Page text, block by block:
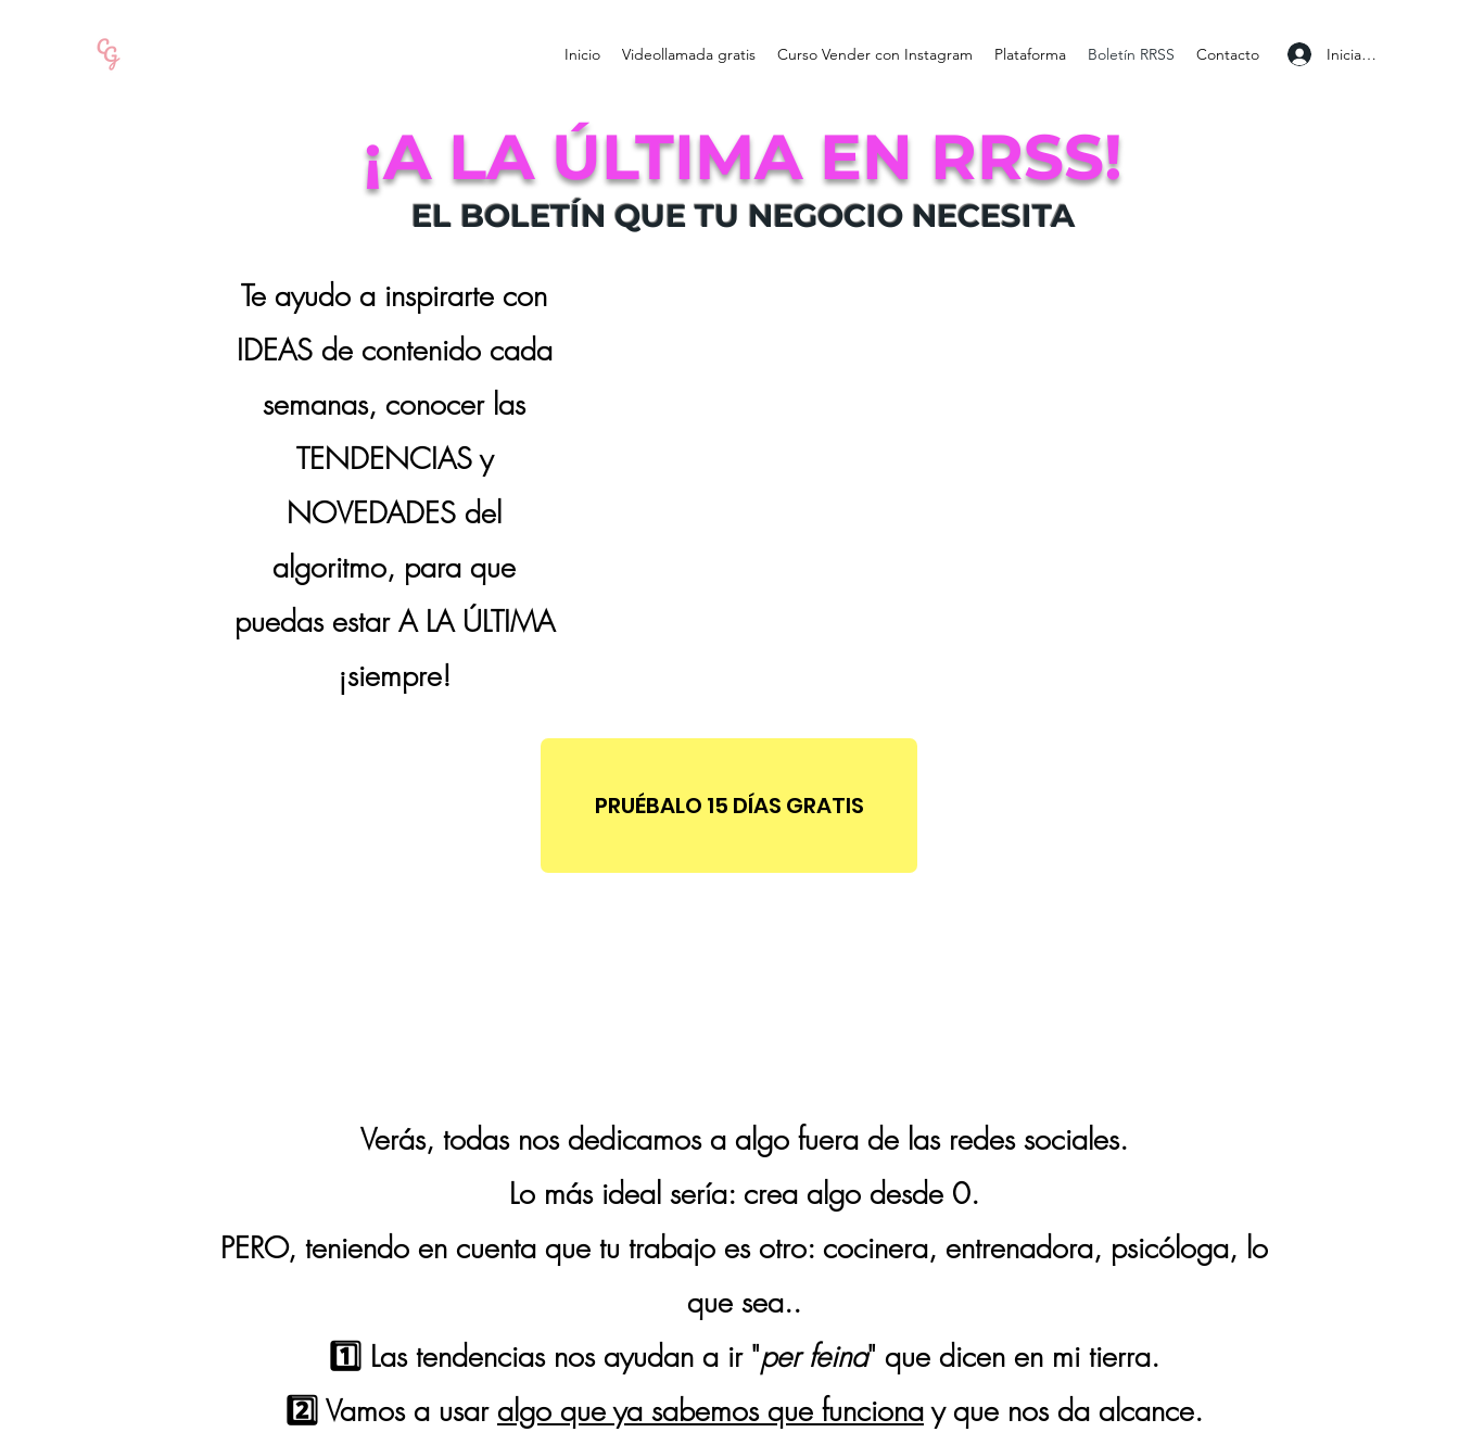
Inicio Videollamada gratis Curso Vender con Instagram Plataforma Boletín RRSS Contacto Iniciar sesión
¡A LA ÚLTIMA EN RRSS!
​EL BOLETÍN QUE TU NEGOCIO NECESITA
Te ayudo a inspirarte con
IDEAS de contenido cada
semanas, conocer las
TENDENCIAS y
NOVEDADES del
algoritmo, para que
puedas estar A LA ÚLTIMA
¡siempre!
PRUÉBALO 15 DÍAS GRATIS
Verás, todas nos dedicamos a algo fuera de las redes sociales.
Lo más ideal sería: crea algo desde 0.
PERO, teniendo en cuenta que tu trabajo es otro: cocinera, entrenadora, psicóloga, lo
que sea..
1️⃣ Las tendencias nos ayudan a ir "per feina" que dicen en mi tierra.
2️⃣ Vamos a usar algo que ya sabemos que funcionay que nos da alcance.